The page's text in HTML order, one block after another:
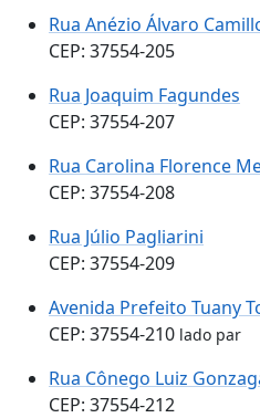
Rua Anézio Álvaro
CEP: 37554-205
Rua Joaquim Fagundes
CEP: 37554-207
Rua Carolina Florence
CEP: 37554-208
Rua Júlio Pagliarini
CEP: 37554-209
Avenida Prefeito Tuany
CEP: 37554-210 lado par
Rua Cônego Luiz
CEP: 37554-212